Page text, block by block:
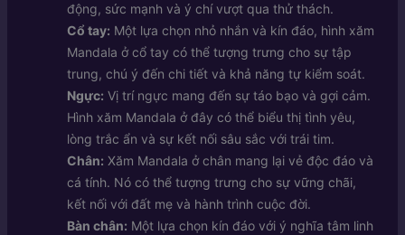
động, sức mạnh và ý chí vượt qua thử thách.
Cổ tay: Một lựa chọn nhỏ nhắn và kín đáo, hình xăm
Mandala ở cổ tay có thể tượng trưng cho sự tập
trung, chú ý đến chi tiết và khả năng tự kiểm soát.
Ngực: Vị trí ngực mang đến sự táo bạo và gợi cảm.
Hình xăm Mandala ở đây có thể biểu thị tình yêu,
lòng trắc ẩn và sự kết nối sâu sắc với trái tim.
Chân: Xăm Mandala ở chân mang lại vẻ độc đáo và
cá tính. Nó có thể tượng trưng cho sự vững chãi,
kết nối với đất mẹ và hành trình cuộc đời.
Bàn chân: Một lựa chọn kín đáo với ý nghĩa tâm linh